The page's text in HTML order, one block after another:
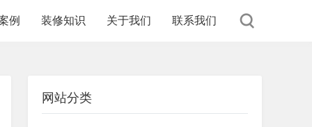
例 装修知识 关于我们 联系我们
网站分类